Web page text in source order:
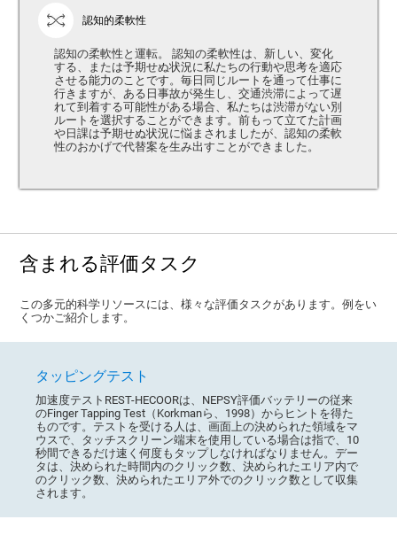
認知的柔軟性
認知の柔軟性と運転。 認知の柔軟性は、新しい、変化
する、または予期せぬ状況に私たちの行動や思考を適応
させる能力のことです。毎日同じルートを通って仕事に
行きますが、ある日事故が発生し、交通渋滞によって遅
れて到着する可能性がある場合、私たちは渋滞がない別
ルートを選択することができます。前もって立てた計画
や日課は予期せぬ状況に悩まされましたが、認知の柔軟
性のおかげで代替案を生み出すことができました。
含まれる評価タスク
この多元的科学リソースには、様々な評価タスクがあります。例をい
くつかご紹介します。
タッピングテスト
加速度テストREST-HECOORは、NEPSY評価バッテリーの従来
のFinger Tapping Test（Korkmanら、1998）からヒントを得た
ものです。テストを受ける人は、画面上の決められた領域をマ
ウスで、タッチスクリーン端末を使用している場合は指で、10
秒間できるだけ速く何度もタップしなければなりません。デー
タは、決められた時間内のクリック数、決められたエリア内で
のクリック数、決められたエリア外でのクリック数として収集
されます。